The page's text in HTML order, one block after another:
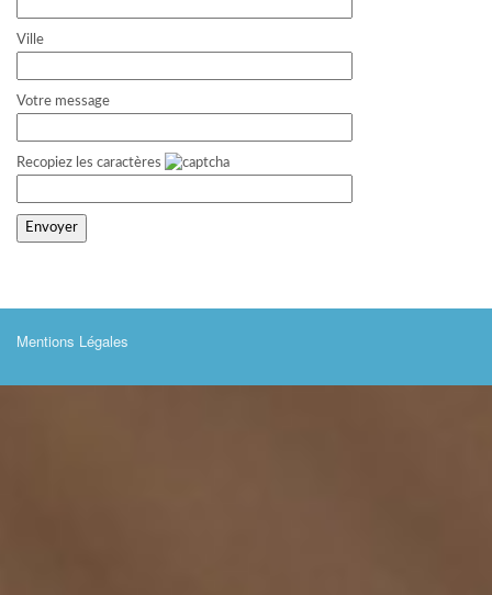
Ville
Votre message
Recopiez les caractères
Mentions Légales